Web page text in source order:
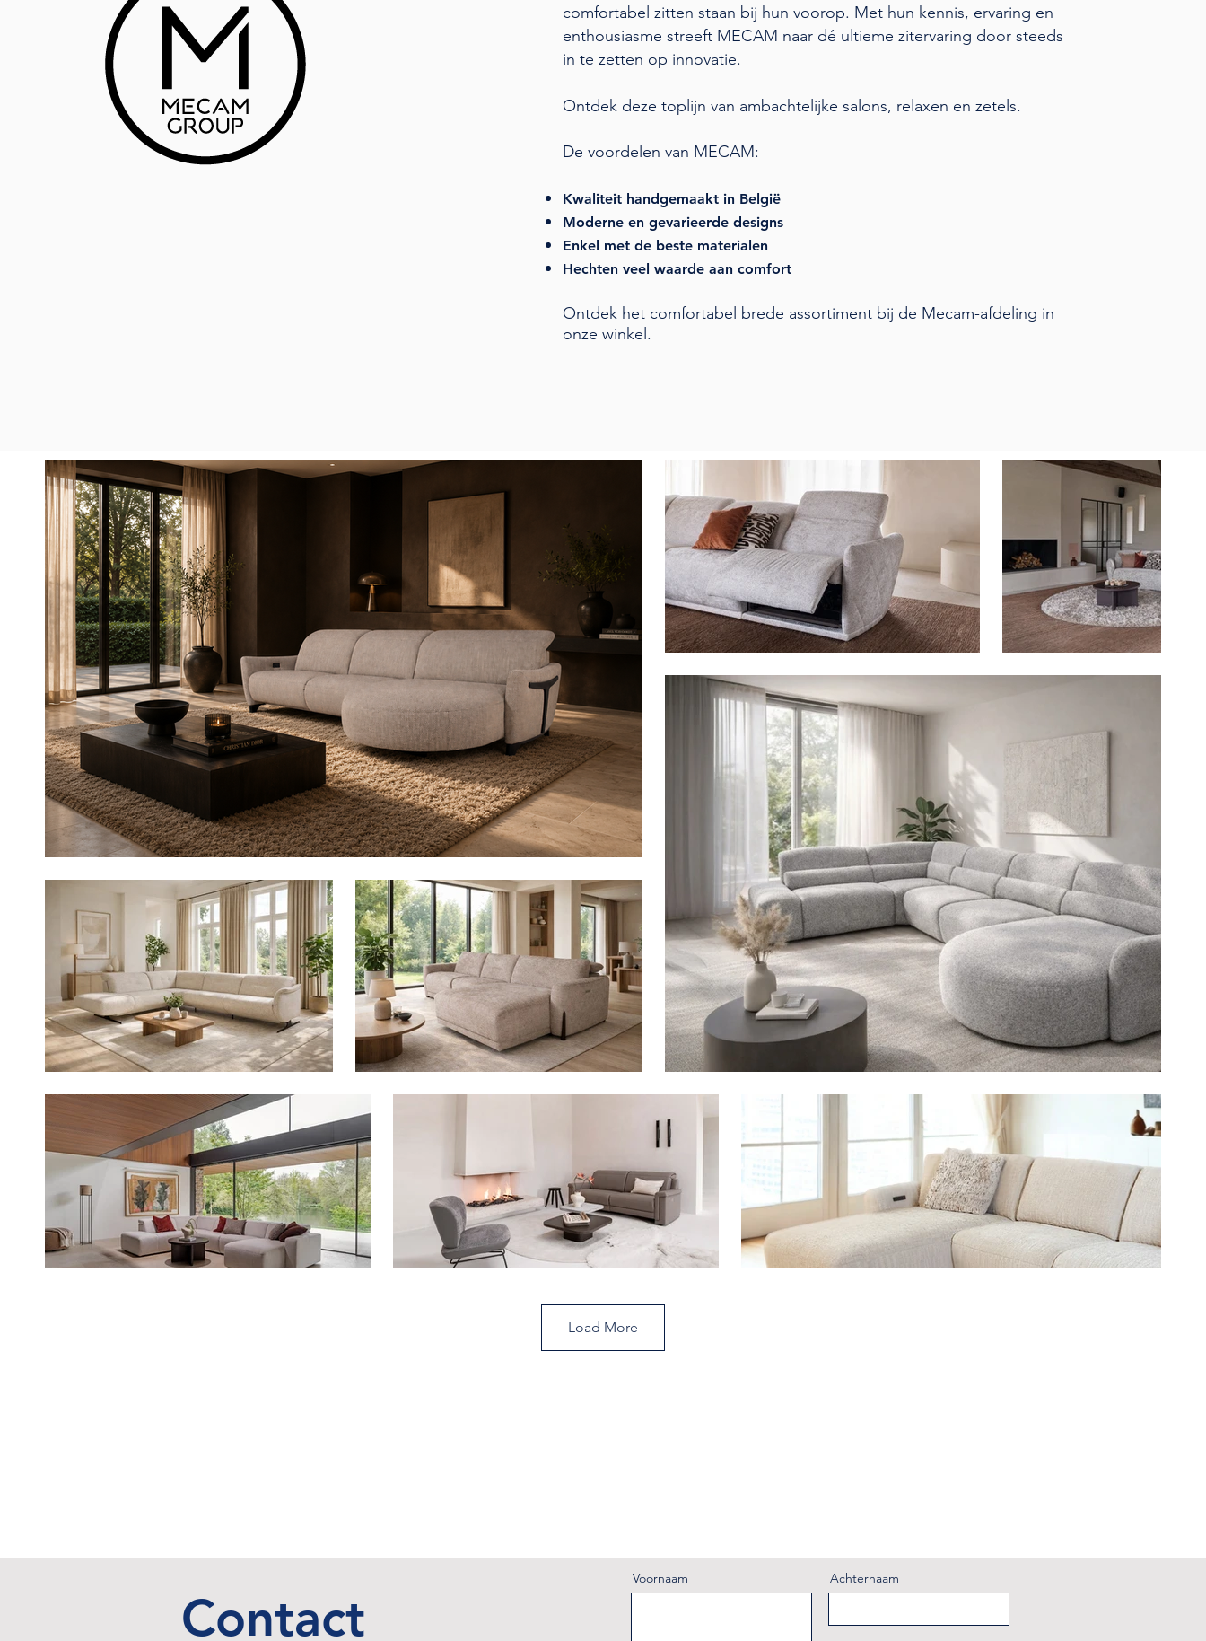
comfortabel zitten staan bij hun voorop. Met hun kennis, ervaring en
enthousiasme streeft MECAM naar dé ultieme zitervaring door steeds
in te zetten op innovatie.
Ontdek deze toplijn van ambachtelijke salons, relaxen en zetels.
De voordelen van MECAM:
Kwaliteit handgemaakt in België
Moderne en gevarieerde designs
Enkel met de beste materialen
Hechten veel waarde aan comfort
Ontdek het comfortabel brede assortiment bij de Mecam-afdeling in
onze winkel.
Load More
Voornaam Achternaam
Contact